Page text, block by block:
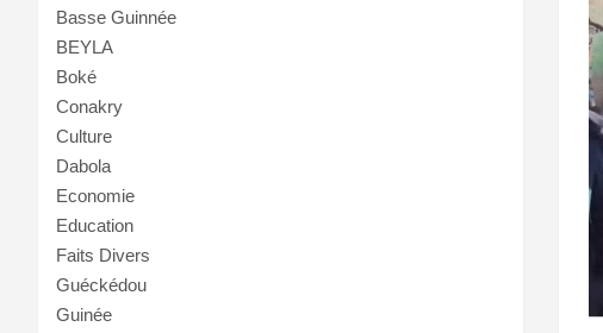
Basse Guinnée
BEYLA
Boké
Conakry
Culture
Dabola
Economie
Education
Faits Divers
Guéckédou
Guinée